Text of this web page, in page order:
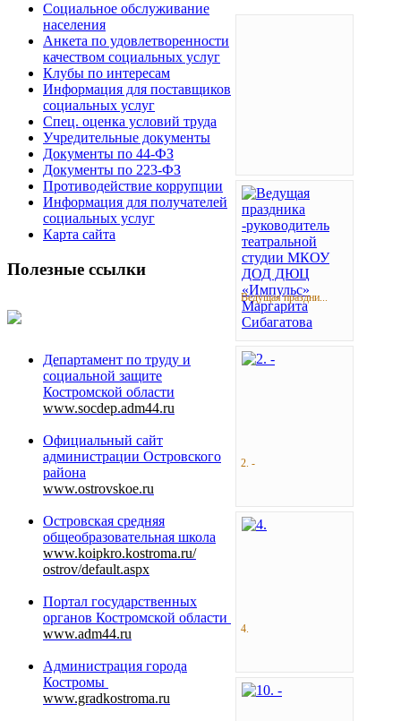
Социальное обслуживание
населения
Анкета по удовлетворенности
качеством социальных услуг
Клубы по интересам
Информация для поставщиков
социальных услуг
Спец. оценка условий труда
Учредительные документы
Документы по 44-ФЗ
Документы по 223-ФЗ
Противодействие коррупции
Информация для получателей
социальных услуг
Карта сайта
Полезные ссылки
Департамент по труду и
социальной защите
Костромской области
www.socdep.adm44.ru
Официальный сайт
администрации Островского
района
www.ostrovskoe.ru
Островская средняя
общеобразовательная школа
www.koipkro.kostroma.ru/
ostrov/default.aspx
Портал государственных
органов Костромской области
www.adm44.ru
Администрация города
Костромы
www.gradkostroma.ru
Ведущая праздни...
2. -
4.